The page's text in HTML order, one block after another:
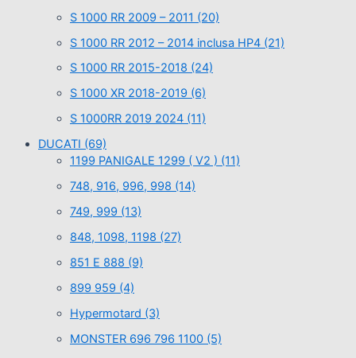
S 1000 RR 2009 – 2011 (20)
S 1000 RR 2012 – 2014 inclusa HP4 (21)
S 1000 RR 2015-2018 (24)
S 1000 XR 2018-2019 (6)
S 1000RR 2019 2024 (11)
DUCATI (69)
1199 PANIGALE 1299 ( V2 ) (11)
748, 916, 996, 998 (14)
749, 999 (13)
848, 1098, 1198 (27)
851 E 888 (9)
899 959 (4)
Hypermotard (3)
MONSTER 696 796 1100 (5)